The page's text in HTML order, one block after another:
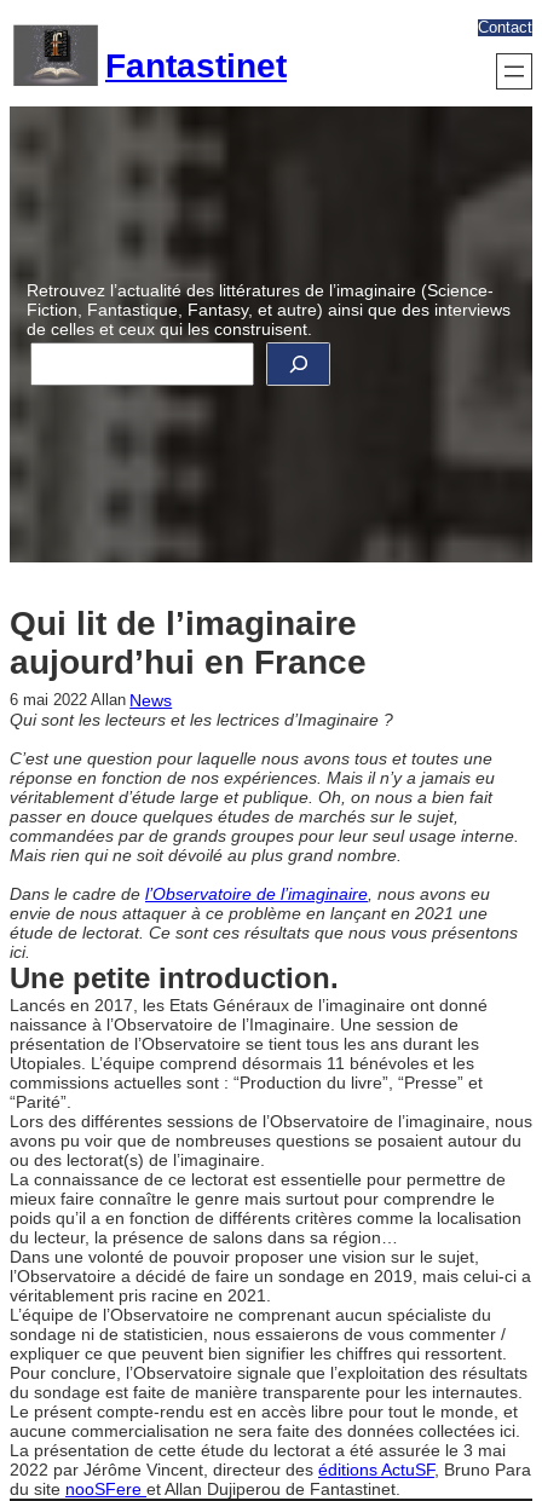
contenu
Fantastinet
Contact
Retrouvez l’actualité des littératures de l’imaginaire (Science-
Fiction, Fantastique, Fantasy, et autre) ainsi que des interviews
de celles et ceux qui les construisent.
R
c
Qui lit de l’imaginaire
aujourd’hui en France
6 mai 2022 Allan News
Qui sont les lecteurs et les lectrices d’Imaginaire ?
C’est une question pour laquelle nous avons tous et toutes une
réponse en fonction de nos expériences. Mais il n’y a jamais eu
véritablement d’étude large et publique. Oh, on nous a bien fait
passer en douce quelques études de marchés sur le sujet,
commandées par de grands groupes pour leur seul usage interne.
Mais rien qui ne soit dévoilé au plus grand nombre.
Dans le cadre de l’Observatoire de l’imaginaire, nous avons eu
envie de nous attaquer à ce problème en lançant en 2021 une
étude de lectorat. Ce sont ces résultats que nous vous présentons
ici.
Une petite introduction.
Lancés en 2017, les Etats Généraux de l’imaginaire ont donné
naissance à l’Observatoire de l’Imaginaire. Une session de
présentation de l’Observatoire se tient tous les ans durant les
Utopiales. L’équipe comprend désormais 11 bénévoles et les
commissions actuelles sont : “Production du livre”, “Presse” et
“Parité”.
Lors des différentes sessions de l’Observatoire de l’imaginaire, nous
avons pu voir que de nombreuses questions se posaient autour du
ou des lectorat(s) de l’imaginaire.
La connaissance de ce lectorat est essentielle pour permettre de
mieux faire connaître le genre mais surtout pour comprendre le
poids qu’il a en fonction de différents critères comme la localisation
du lecteur, la présence de salons dans sa région…
Dans une volonté de pouvoir proposer une vision sur le sujet,
l’Observatoire a décidé de faire un sondage en 2019, mais celui-ci a
véritablement pris racine en 2021.
L’équipe de l’Observatoire ne comprenant aucun spécialiste du
sondage ni de statisticien, nous essaierons de vous commenter /
expliquer ce que peuvent bien signifier les chiffres qui ressortent.
Pour conclure, l’Observatoire signale que l’exploitation des résultats
du sondage est faite de manière transparente pour les internautes.
Le présent compte-rendu est en accès libre pour tout le monde, et
aucune commercialisation ne sera faite des données collectées ici.
La présentation de cette étude du lectorat a été assurée le 3 mai
2022 par Jérôme Vincent, directeur des éditions ActuSF, Bruno Para
du site nooSFere et Allan Dujiperou de Fantastinet.